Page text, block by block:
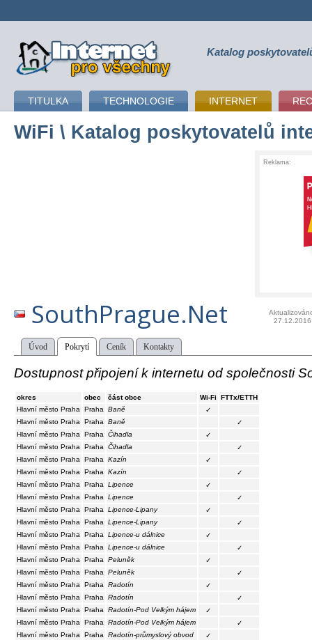
připojení k internetu Katalog
TITULKA TECHNOLOGIE INTERNET
WiFi \ Katalog poskytovatelů
Reklama:
SouthPrague.Net
27.12.2016
Úvod Pokrytí Ceník Kontakty
Dostupnost připojení k internetu od společnosti
okres obec část obce Wi-Fi
FTTx/ETTH
Hlavní město Praha
Praha Baně
✓
Hlavní město Praha
Praha Baně
✓
Hlavní město Praha
Praha Čihadla
✓
Hlavní město Praha
Praha Čihadla
✓
Hlavní město Praha
Praha Kazín
✓
Hlavní město Praha
Praha Kazín
✓
Hlavní město Praha
Praha Lipence
✓
Hlavní město Praha
Praha Lipence
✓
Hlavní město Praha
Praha Lipence-Lipany
✓
Hlavní město Praha
Praha Lipence-Lipany
✓
Hlavní město Praha
Praha Lipence-u dálnice
✓
Hlavní město Praha
Praha Lipence-u dálnice
✓
Hlavní město Praha
Praha Peluněk
✓
Hlavní město Praha
Praha Peluněk
✓
Hlavní město Praha
Praha Radotín
✓
Hlavní město Praha
Praha Radotín
✓
Hlavní město Praha
Praha Radotín-Pod Velkým hájem
✓
Hlavní město Praha
Praha Radotín-Pod Velkým hájem
✓
Hlavní město Praha
Praha Radotín-průmyslový obvod
✓